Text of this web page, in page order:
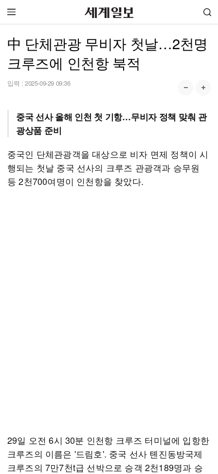
中 단체관광 무비자 첫날…2천명
크루즈에 인천항 북적
입력 : 2025-09-29 09:36
중국 선사 올해 인천 첫 기항…무비자 정책 맞춰 관
광상품 준비
중국인 단체관광객을 대상으로 비자 면제 정책이 시
행되는 첫날 중국 선사의 크루즈 관광객과 승무원
등 2천700여명이 인천항을 찾았다.
29일 오전 6시 30분 인천항 크루즈 터미널에 입항한
크루즈의 이름은 '드림호'. 중국 선사 톈진동방국제
크루즈의 7만7천t급 선박으로 승객 2천189명과 승